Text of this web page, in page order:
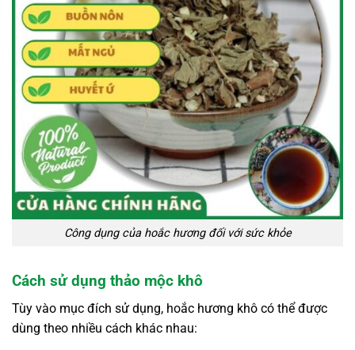
Công dụng của hoắc hương đối với sức khỏe
Cách sử dụng thảo mộc khô
Tùy vào mục đích sử dụng, hoắc hương khô có thể được
dùng theo nhiều cách khác nhau: